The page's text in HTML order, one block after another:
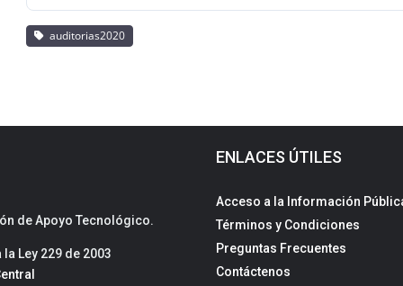
auditorias2020
de Apoyo Tecnológico.
Ley 229 de 2003
ENLACES ÚTILES
Acceso a la Información
Términos y Condiciones
Preguntas Frecuentes
Contáctenos